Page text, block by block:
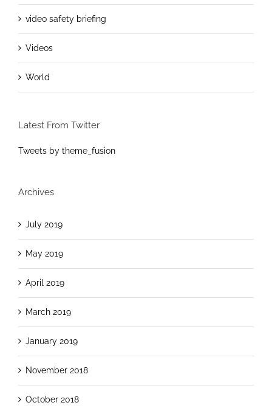
video safety briefing
Videos
World
Latest From Twitter
Tweets by theme_fusion
Archives
July 2019
May 2019
April 2019
March 2019
January 2019
November 2018
October 2018